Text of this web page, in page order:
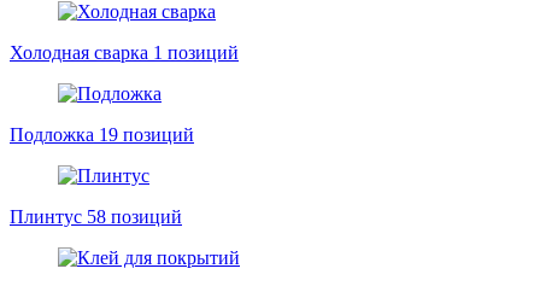
Холодная сварка 1 позиций
Подложка 19 позиций
Плинтус 58 позиций